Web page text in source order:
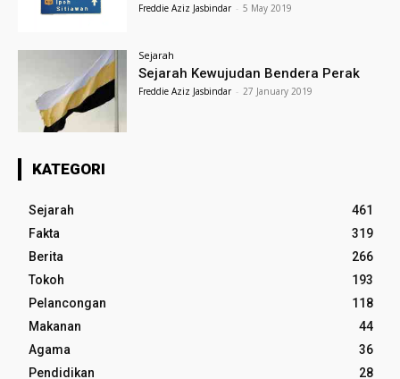
Freddie Aziz Jasbindar - 5 May 2019
Sejarah
Sejarah Kewujudan Bendera Perak
Freddie Aziz Jasbindar - 27 January 2019
KATEGORI
Sejarah
461
Fakta
319
Berita
266
Tokoh
193
Pelancongan
118
Makanan
44
Agama
36
Pendidikan
28